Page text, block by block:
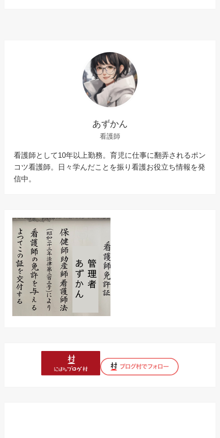
あずかん
看護師
看護師として10年以上勤務。育児に仕事に翻弄されるポン
コツ看護師。日々学んだことを振り看護お役立ち情報を発
信中。